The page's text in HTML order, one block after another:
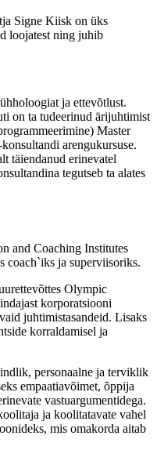
Signe Kiisk on üks
loojatest ning juhib
ja ettevõtlust.
on ta tudeerinud ärijuhtimist
Master
arengukursuse.
täiendanud erinevatel
tegutseb ta alates
and Coaching Institutes
coach`iks ja superviisoriks.
Olympic
korporatsiooni
juhtimistasandeid. Lisaks
korraldamisel ja
personaalne ja terviklik
empaatiavõimet, õppija
vastuargumentidega.
ja koolitatavate vahel
mis omakorda aitab